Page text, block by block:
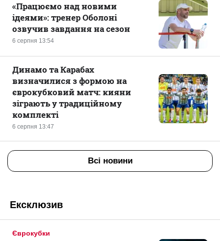
6 серпня 13:54
«Працюємо над новими
ідеями»: тренер Оболоні
озвучив завдання на сезон
6 серпня 13:47
Динамо та Карабах
визначилися з формою на
єврокубковий матч: кияни
зіграють у традиційному
комплекті
Всі новини
Ексклюзив
Єврокубки